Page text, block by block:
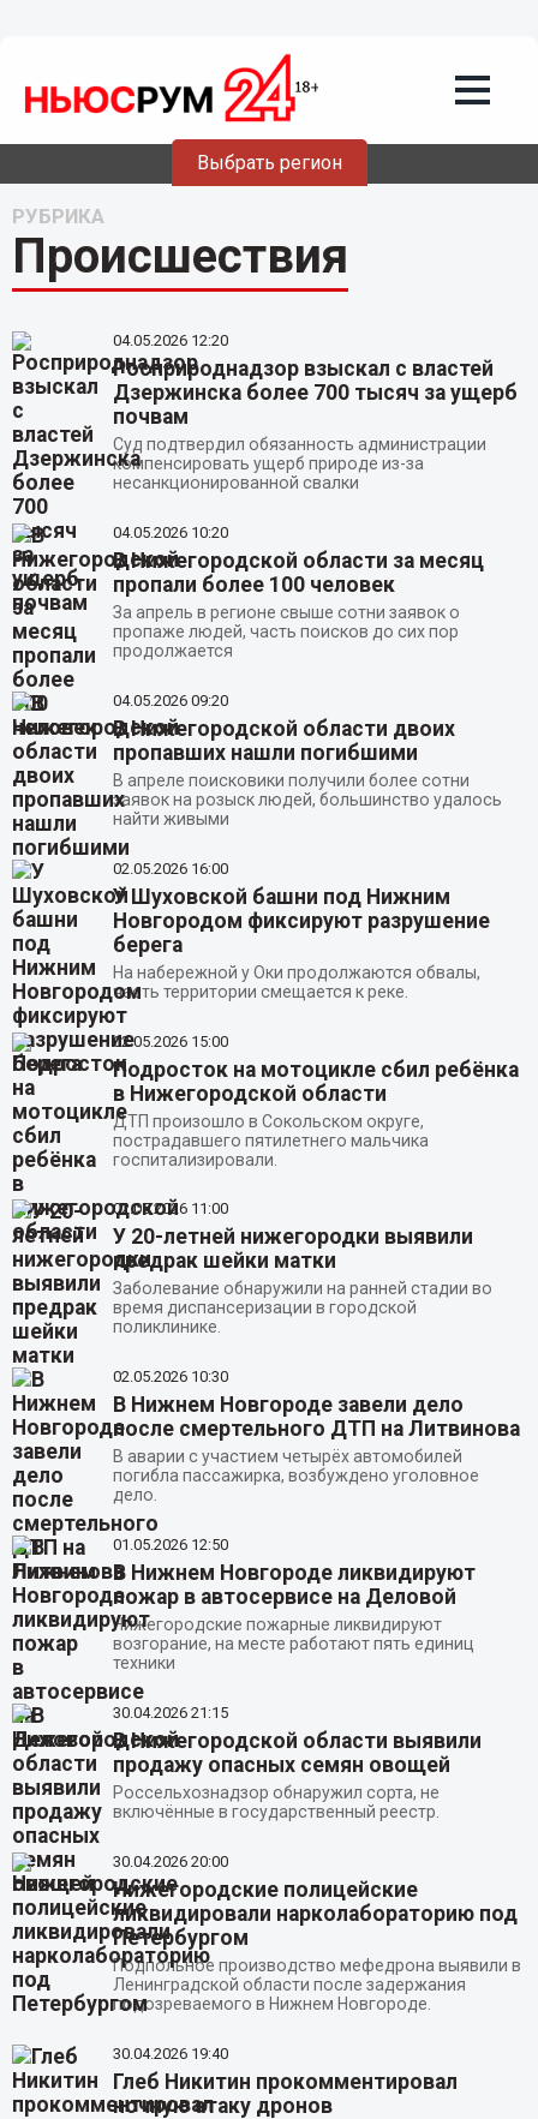
Выбрать регион
РУБРИКА
Происшествия
04.05.2026 12:20
Росприроднадзор взыскал с властей
Дзержинска более 700 тысяч за ущерб
почвам
Суд подтвердил обязанность администрации
компенсировать ущерб природе из-за
несанкционированной свалки
04.05.2026 10:20
В Нижегородской области за месяц
пропали более 100 человек
За апрель в регионе свыше сотни заявок о
пропаже людей, часть поисков до сих пор
продолжается
04.05.2026 09:20
В Нижегородской области двоих
пропавших нашли погибшими
В апреле поисковики получили более сотни
заявок на розыск людей, большинство удалось
найти живыми
02.05.2026 16:00
У Шуховской башни под Нижним
Новгородом фиксируют разрушение
берега
На набережной у Оки продолжаются обвалы,
часть территории смещается к реке.
02.05.2026 15:00
Подросток на мотоцикле сбил ребёнка
в Нижегородской области
ДТП произошло в Сокольском округе,
пострадавшего пятилетнего мальчика
госпитализировали.
02.05.2026 11:00
У 20-летней нижегородки выявили
предрак шейки матки
Заболевание обнаружили на ранней стадии во
время диспансеризации в городской
поликлинике.
02.05.2026 10:30
В Нижнем Новгороде завели дело
после смертельного ДТП на Литвинова
В аварии с участием четырёх автомобилей
погибла пассажирка, возбуждено уголовное
дело.
01.05.2026 12:50
В Нижнем Новгороде ликвидируют
пожар в автосервисе на Деловой
Нижегородские пожарные ликвидируют
возгорание, на месте работают пять единиц
техники
30.04.2026 21:15
В Нижегородской области выявили
продажу опасных семян овощей
Россельхознадзор обнаружил сорта, не
включённые в государственный реестр.
30.04.2026 20:00
Нижегородские полицейские
ликвидировали нарколабораторию под
Петербургом
Подпольное производство мефедрона выявили в
Ленинградской области после задержания
подозреваемого в Нижнем Новгороде.
30.04.2026 19:40
Глеб Никитин прокомментировал
ночную атаку дронов